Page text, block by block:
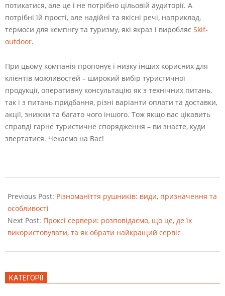
потикатися, але це і не потрібно цільовій аудиторії. А
потрібні їй прості, але надійні та якісні речі, наприклад,
термоси для кемпнгу та туризму, які якраз і виробляє Skif-
outdoor.
При цьому компанія пропонує і низку інших корисних для
клієнтів можливостей – широкий вибір туристичної
продукції, оперативну консультацію як з технічних питань,
так і з питань придбання, різні варіанти оплати та доставки,
акції, знижки та багато чого іншого. Тож якщо вас цікавить
справді гарне туристичне спорядження – ви знаєте, куди
звертатися. Чекаємо на Вас!
10-
08
Previous Post: Різноманіття рушників: види, призначення та
особливості
Next Post: Проксі сервери: розповідаємо, що це, де їх
використовувати, та як обрати найкращий сервіс
КАТЕГОРІЇ